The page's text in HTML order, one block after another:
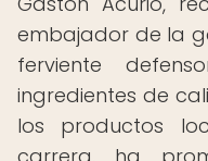
embajador de la
ferviente
ingredientes de
los productos